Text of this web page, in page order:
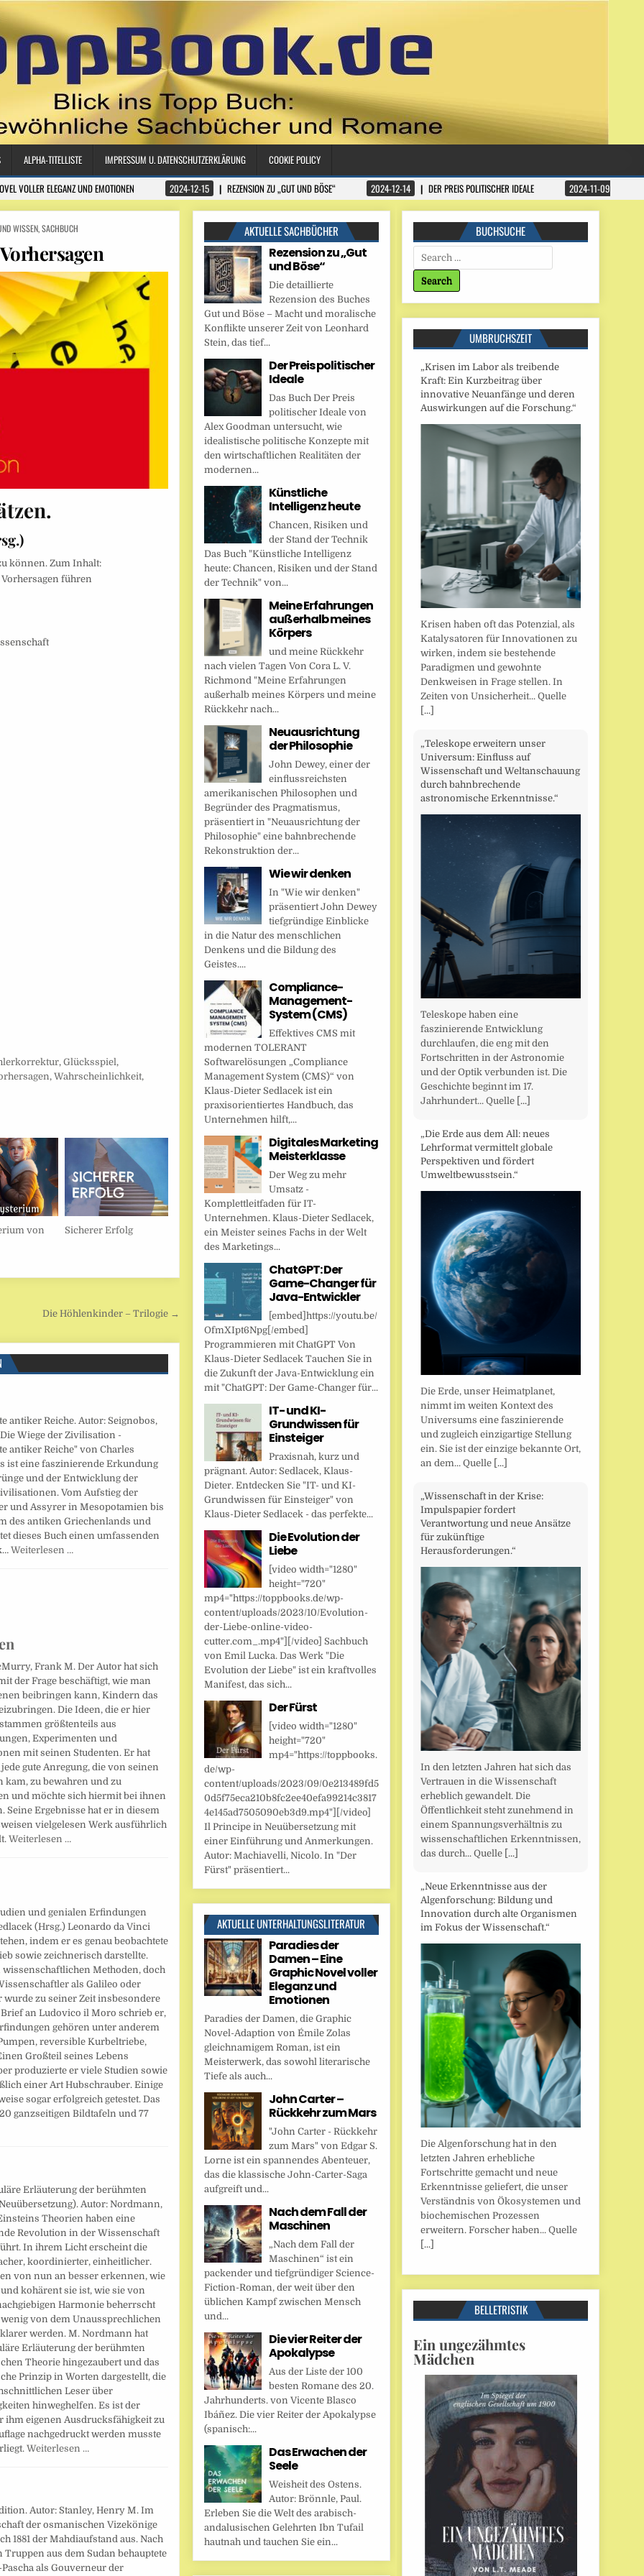
ALPHA-TITELLISTE IMPRESSUM U. DATENSCHUTZERKLÄRUNG
COOKIE POLICY
VOLLER ELEGANZ UND EMOTIONEN 2024-12-15 REZENSION ZU „GUT UND BÖSE“ 2024-12-14 DER PREIS POLITISCHER IDEALE 2024-11-09
WISSEN,SACHBUCH
können. Zum Inhalt:
führen
,Glücksspiel,
,Wahrscheinlichkeit,
von
Sicherer Erfolg
Die Höhlenkinder – Trilogie →
antiker Reiche. Autor: Seignobos,
Wiege der Zivilisation -
antiker Reiche" von Charles
ist eine faszinierende Erkundung
und der Entwicklung der
Vom Aufstieg der
und Assyrer in Mesopotamien bis
des antiken Griechenlands und
dieses Buch einen umfassenden
Weiterlesen …
Frank M. Der Autor hat sich
der Frage beschäftigt, wie man
beibringen kann, Kindern das
Die Ideen, die er hier
größtenteils aus
Experimenten und
mit seinen Studenten. Er hat
gute Anregung, die von seinen
kam, zu bewahren und zu
und möchte sich hiermit bei ihnen
Seine Ergebnisse hat er in diesem
vielgelesen Werk ausführlich
Weiterlesen …
und genialen Erfindungen
(Hrsg.) Leonardo da Vinci
indem er es genau beobachtete
sowie zeichnerisch darstellte.
Methoden, doch
als Galileo oder
wurde zu seiner Zeit insbesondere
an Ludovico il Moro schrieb er,
gehören unter anderem
reversible Kurbeltriebe,
Großteil seines Lebens
produzierte er viele Studien sowie
einer Art Hubschrauber. Einige
sogar erfolgreich getestet. Das
ganzseitigen Bildtafeln und 77
Erläuterung der berühmten
Autor: Nordmann,
Theorien haben eine
Revolution in der Wissenschaft
In ihrem Licht erscheint die
koordinierter, einheitlicher.
von nun an besser erkennen, wie
kohärent sie ist, wie sie von
Harmonie beherrscht
von dem Unaussprechlichen
werden. M. Nordmann hat
Erläuterung der berühmten
Theorie hingezaubert und das
Prinzip in Worten dargestellt, die
Leser über
hinweghelfen. Es ist der
eigenen Ausdrucksfähigkeit zu
nachgedruckt werden musste
Weiterlesen …
Autor: Stanley, Henry M. Im
der osmanischen Vizekönige
1881 der Mahdiaufstand aus. Nach
aus dem Sudan behauptete
als Gouverneur der
AKTUELLE SACHBÜCHER
Rezension zu „Gut
und Böse“
Die detaillierte
Rezension des Buches
Gut und Böse – Macht und moralische
Konflikte unserer Zeit von Leonhard
Stein, das tief...
Der Preis politischer
Ideale
Das Buch Der Preis
politischer Ideale von
Alex Goodman untersucht, wie
idealistische politische Konzepte mit
den wirtschaftlichen Realitäten der
modernen...
Künstliche
Intelligenz heute
Chancen, Risiken und
der Stand der Technik
Das Buch "Künstliche Intelligenz
heute: Chancen, Risiken und der Stand
der Technik" von...
Meine Erfahrungen
außerhalb meines
Körpers
und meine Rückkehr
nach vielen Tagen Von Cora L. V.
Richmond "Meine Erfahrungen
außerhalb meines Körpers und meine
Rückkehr nach...
Neuausrichtung
der Philosophie
John Dewey, einer der
einflussreichsten
amerikanischen Philosophen und
Begründer des Pragmatismus,
präsentiert in "Neuausrichtung der
Philosophie" eine bahnbrechende
Rekonstruktion der...
Wie wir denken
In "Wie wir denken"
präsentiert John Dewey
tiefgründige Einblicke
in die Natur des menschlichen
Denkens und die Bildung des
Geistes....
Compliance-
Management-
System (CMS)
Effektives CMS mit
modernen TOLERANT
Softwarelösungen „Compliance
Management System (CMS)“ von
Klaus-Dieter Sedlacek ist ein
praxisorientiertes Handbuch, das
Unternehmen hilft,...
Digitales Marketing
Meisterklasse
Der Weg zu mehr
Umsatz -
Komplettleitfaden für IT-
Unternehmen. Klaus-Dieter Sedlacek,
ein Meister seines Fachs in der Welt
des Marketings...
ChatGPT: Der
Game-Changer für
Java-Entwickler
[embed]https://youtu.be/
OfmXIpt6Npg[/embed]
Programmieren mit ChatGPT Von
Klaus-Dieter Sedlacek Tauchen Sie in
die Zukunft der Java-Entwicklung ein
mit "ChatGPT: Der Game-Changer für...
IT- und KI-
Grundwissen für
Einsteiger
Praxisnah, kurz und
prägnant. Autor: Sedlacek, Klaus-
Dieter. Entdecken Sie "IT- und KI-
Grundwissen für Einsteiger" von
Klaus-Dieter Sedlacek - das perfekte...
Die Evolution der
Liebe
[video width="1280"
height="720"
mp4="https://toppbooks.de/wp-
content/uploads/2023/10/Evolution-
der-Liebe-online-video-
cutter.com_.mp4"][/video] Sachbuch
von Emil Lucka. Das Werk "Die
Evolution der Liebe" ist ein kraftvolles
Manifest, das sich...
Der Fürst
[video width="1280"
height="720"
mp4="https://toppbooks.
de/wp-
content/uploads/2023/09/0e213489fd5
0d5f75eca210b8fc2ee40efa99214c3817
4e145ad7505090eb3d9.mp4"][/video]
Il Principe in Neuübersetzung mit
einer Einführung und Anmerkungen.
Autor: Machiavelli, Nicolo. In "Der
Fürst" präsentiert...
AKTUELLE UNTERHALTUNGSLITERATUR
Paradies der
Damen – Eine
Graphic Novel voller
Eleganz und
Emotionen
Paradies der Damen, die Graphic
Novel-Adaption von Émile Zolas
gleichnamigem Roman, ist ein
Meisterwerk, das sowohl literarische
Tiefe als auch...
John Carter –
Rückkehr zum Mars
"John Carter - Rückkehr
zum Mars" von Edgar S.
Lorne ist ein spannendes Abenteuer,
das die klassische John-Carter-Saga
aufgreift und...
Nach dem Fall der
Maschinen
„Nach dem Fall der
Maschinen“ ist ein
packender und tiefgründiger Science-
Fiction-Roman, der weit über den
üblichen Kampf zwischen Mensch
und...
Die vier Reiter der
Apokalypse
Aus der Liste der 100
besten Romane des 20.
Jahrhunderts. von Vicente Blasco
Ibáñez. Die vier Reiter der Apokalypse
(spanisch:...
Das Erwachen der
Seele
Weisheit des Ostens.
Autor: Brönnle, Paul.
Erleben Sie die Welt des arabisch-
andalusischen Gelehrten Ibn Tufail
hautnah und tauchen Sie ein...
BUCHSUCHE
Search for:
UMBRUCHSZEIT
„Krisen im Labor als treibende
Kraft: Ein Kurzbeitrag über
innovative Neuanfänge und deren
Auswirkungen auf die Forschung.“
Krisen haben oft das Potenzial, als
Katalysatoren für Innovationen zu
wirken, indem sie bestehende
Paradigmen und gewohnte
Denkweisen in Frage stellen. In
Zeiten von Unsicherheit... Quelle
[...]
„Teleskope erweitern unser
Universum: Einfluss auf
Wissenschaft und Weltanschauung
durch bahnbrechende
astronomische Erkenntnisse.“
Teleskope haben eine
faszinierende Entwicklung
durchlaufen, die eng mit den
Fortschritten in der Astronomie
und der Optik verbunden ist. Die
Geschichte beginnt im 17.
Jahrhundert... Quelle [...]
„Die Erde aus dem All: neues
Lehrformat vermittelt globale
Perspektiven und fördert
Umweltbewusstsein.“
Die Erde, unser Heimatplanet,
nimmt im weiten Kontext des
Universums eine faszinierende
und zugleich einzigartige Stellung
ein. Sie ist der einzige bekannte Ort,
an dem... Quelle [...]
„Wissenschaft in der Krise:
Impulspapier fordert
Verantwortung und neue Ansätze
für zukünftige
Herausforderungen.“
In den letzten Jahren hat sich das
Vertrauen in die Wissenschaft
erheblich gewandelt. Die
Öffentlichkeit steht zunehmend in
einem Spannungsverhältnis zu
wissenschaftlichen Erkenntnissen,
das durch... Quelle [...]
„Neue Erkenntnisse aus der
Algenforschung: Bildung und
Innovation durch alte Organismen
im Fokus der Wissenschaft.“
Die Algenforschung hat in den
letzten Jahren erhebliche
Fortschritte gemacht und neue
Erkenntnisse geliefert, die unser
Verständnis von Ökosystemen und
biochemischen Prozessen
erweitern. Forscher haben... Quelle
[...]
BELLETRISTIK
Ein ungezähmtes
Mädchen